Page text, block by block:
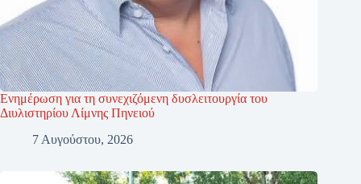
Ενημέρωση για τη συνεχιζόμενη δυσλειτουργία του
Διυλιστηρίου Λίμνης Πηνειού
7 Αυγούστου, 2026